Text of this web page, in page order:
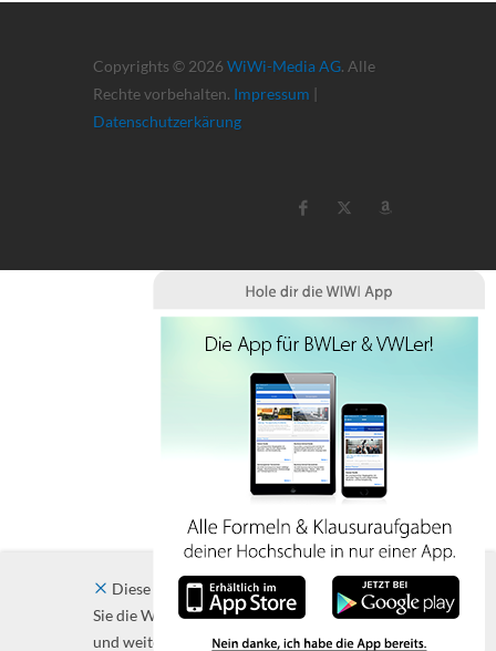
Copyrights © 2026 WiWi-Media AG. Alle
Rechte vorbehalten. Impressum |
Datenschutzerkärung
Diese Website verwendet Cookies. Indem
Sie die Website und ihre Angebote nutzen
und weiter navigieren, akzeptieren Sie diese